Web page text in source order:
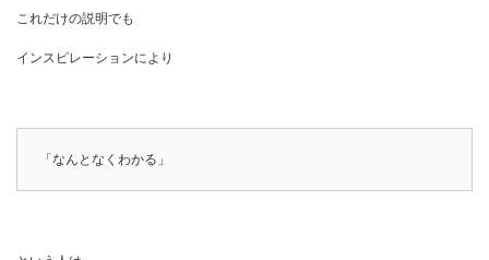
これだけの説明でも
インスピレーションにより
「なんとなくわかる」